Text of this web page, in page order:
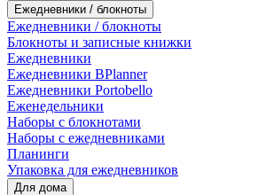
Ежедневники / блокноты
Ежедневники / блокноты
Блокноты и записные книжки
Ежедневники
Ежедневники BPlanner
Ежедневники Portobello
Еженедельники
Наборы с блокнотами
Наборы с ежедневниками
Планинги
Упаковка для ежедневников
Для дома